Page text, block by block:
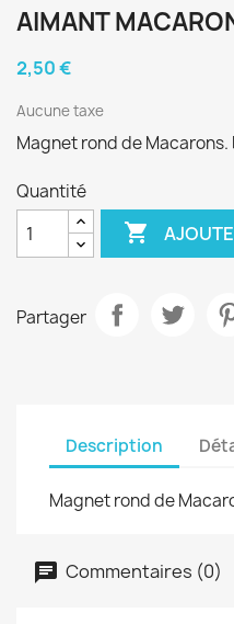
AIMANT
2,50 €
Aucune taxe
Magnet rond de Macarons.
Quantité

Partager
Description
Magnet rond de
Commentaires (0)